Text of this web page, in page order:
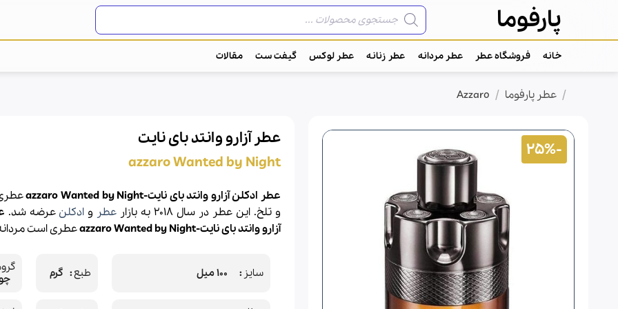
content
پارفوما جستجوی
محصولات
خانه فروشگاه عطر عطر مردانه عطر زنانه عطر لوکس گیفت ست مقالات
/ عطر پارفوما /
Azzaro
-25%
عطر آزارو وانتد بای نایت
azzaro Wanted by Night
عطر ادکلن آزارو وانتد بای نایت-azzaro Wanted by Night
و تلخ. این عطر در سال 2018 به بازار
عطر و ادکلن عرضه شد.
آزارو وانتد بای نایت-azzaro Wanted by Night
عطری است
سایز طبع گرم